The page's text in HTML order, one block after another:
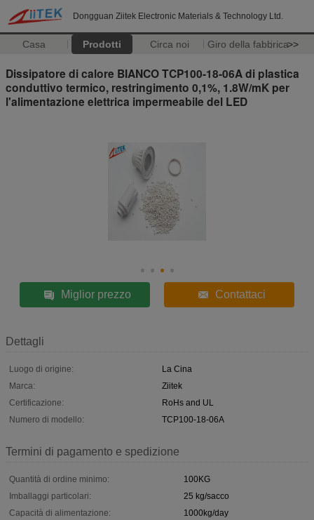
Dongguan Ziitek Electronic Materials & Technology Ltd.
Casa Prodotti Circa noi Giro della fabbrica>>
Dissipatore di calore BIANCO TCP100-18-06A di plastica
conduttivo termico, restringimento 0,1%, 1.8W/mK per
l'alimentazione elettrica impermeabile del LED
Miglior prezzo Contattaci
Dettagli
Luogo di origine:
La Cina
Marca:
Ziitek
Certificazione:
RoHs and UL
Numero di modello:
TCP100-18-06A
Termini di pagamento e spedizione
Quantità di ordine minimo:
100KG
Imballaggi particolari:
25 kg/sacco
Capacità di alimentazione:
1000kg/day